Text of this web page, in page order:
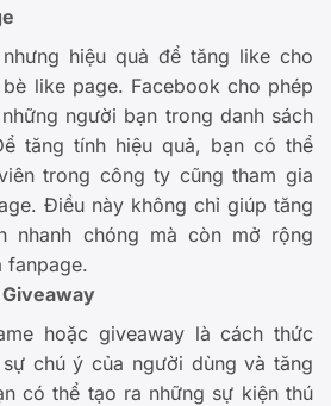
hiệu quả để tăng like cho
like page. Facebook cho phép
người bạn trong danh sách
tăng tính hiệu quả, bạn có thể
trong công ty cũng tham gia
Điều này không chỉ giúp tăng
nhanh chóng mà còn mở rộng
fanpage.
hoặc giveaway là cách thức
chú ý của người dùng và tăng
có thể tạo ra những sự kiện thú